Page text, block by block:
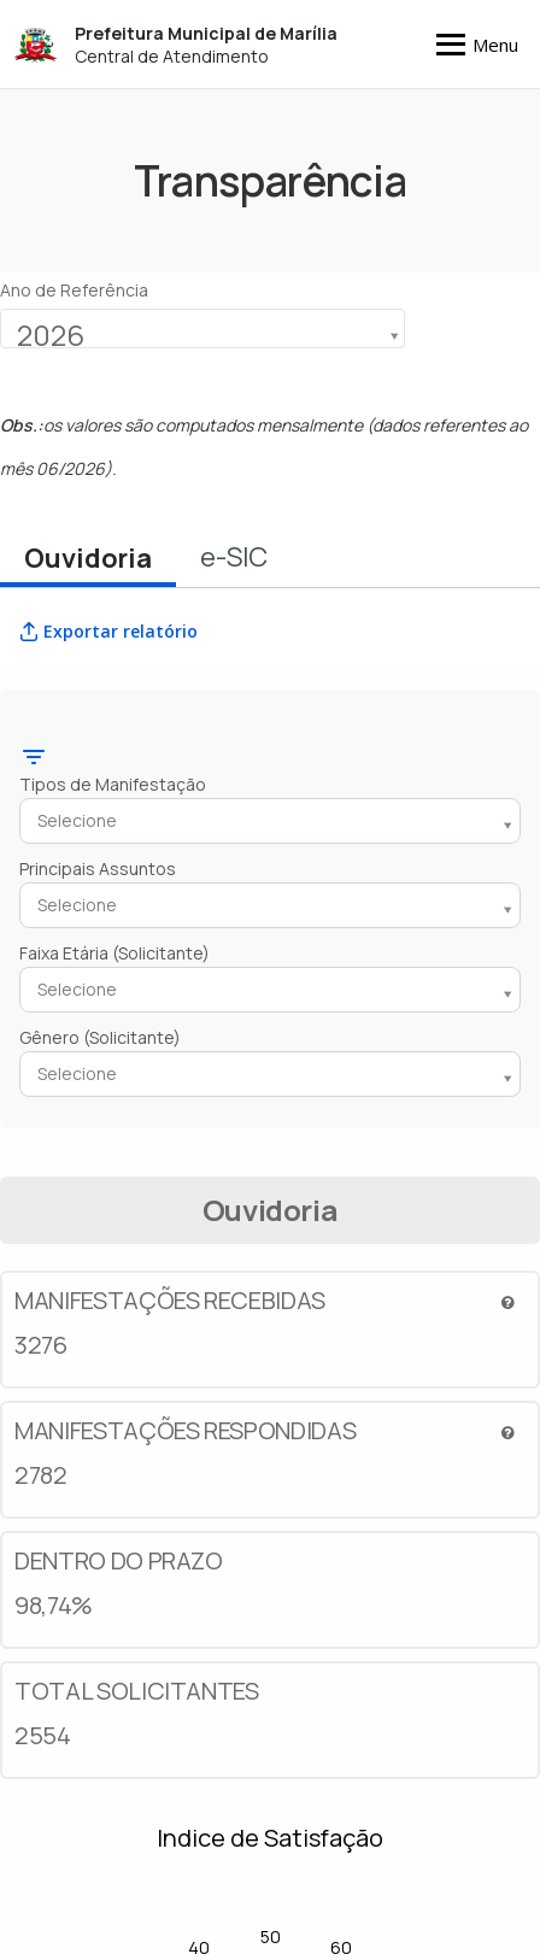
Prefeitura Municipal de Marília
Central de Atendimento
Menu
Transparência
Ano de Referência
2026
Obs.:os valores são computados mensalmente (dados referentes ao
mês 06/2026).
Ouvidoria e-SIC
Exportar relatório
Tipos de Manifestação
Selecione
Principais Assuntos
Selecione
Faixa Etária (Solicitante)
Selecione
Gênero (Solicitante)
Selecione
Ouvidoria
MANIFESTAÇÕES RECEBIDAS
3276
MANIFESTAÇÕES RESPONDIDAS
2782
DENTRO DO PRAZO
98,74%
TOTAL SOLICITANTES
2554
Indice de Satisfação
40 50
60